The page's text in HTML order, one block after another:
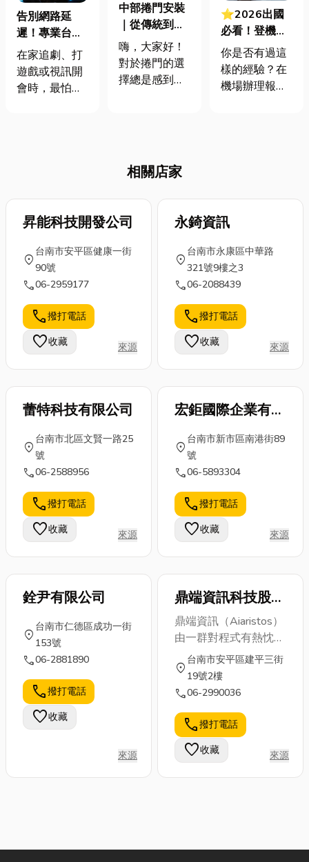
告別網路延
遲！專業台中
網路安裝，讓
你追劇、打遊
戲不卡頓
在家追劇、打
遊戲或視訊開
會時，最怕遇
位命脈，穩定
高速的連線能
質，也能避免
惱人的中斷。
本文將帶你從
規劃、設備挑
選到施工細
節，一步步教
你如何打造一
個真正符合你
需求的...
中部捲門安裝
｜從傳統到智
慧，5大捲門
種類一篇搞
定，選對不再
嗨，大家好！
對於捲門的選
擇總是感到困
門安裝服務
時，更是讓人
無從下手。別
擔心！今天小
編將化身您的
捲門小幫手，
帶您一次搞懂
市面上常見的
捲門種類、功
能與應用，讓
您輕鬆選對捲
門，打造兼顧
安全、美觀又
⭐2026出國
必看！登機箱
尺寸規定與挑
選指南，文末
加碼高雄出國
你是否有過這
樣的經驗？在
機場辦理報到
者滿心期待地
抵達了充滿異
勝地，卻在行
李轉盤旁苦苦
等了半個小
時，最後眼睜
睜看著別人早
已坐上接駁
車，自己卻還
在跟人群推
擠？那其...
相關店家
昇能科技開發公司
location_on
台南市安平區健康一街
90號
call06-2959177
call撥打電話
favorite收藏 來源
永錡資訊
location_on
台南市永康區中華路
321號9樓之3
call06-2088439
call撥打電話
favorite收藏 來源
蕾特科技有限公司
location_on
台南市北區文賢一路25
號
call06-2588956
call撥打電話
favorite收藏 來源
宏鉅國際企業有限
公司
location_on
台南市新市區南港街89
號
call06-5893304
call撥打電話
favorite收藏 來源
銓尹有限公司
location_on
台南市仁德區成功一街
153號
call06-2881890
call撥打電話
favorite收藏
來源
鼎端資訊科技股份
有限公司
鼎端資訊（Aiaristos）
由一群對程式有熱忱的
年輕人所組成，我們期
望透過將最新的資訊科
技技術應用到生活中，
近來人工智慧（AI）的
議題再次在全球興起，
我們在AI領域的鑽研已
有的技術回饋給社會，
location_on
台南市安平區建平三街
19號2樓
call06-2990036
call撥打電話
favorite收藏 來源